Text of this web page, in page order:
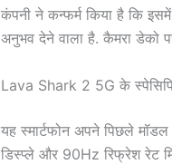
कंपनी ने कन्फर्म किया है कि
अनुभव देने वाला है. कैमरा डेको
Lava Shark 2 5G के
यह स्मार्टफोन अपने पिछले
डिस्प्ले और 90Hz रिफ्रेश रेट